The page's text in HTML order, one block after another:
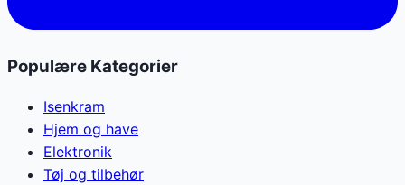
Populære Kategorier
Isenkram
Hjem og have
Elektronik
Tøj og tilbehør